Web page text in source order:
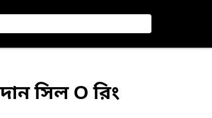
সিল O রিং